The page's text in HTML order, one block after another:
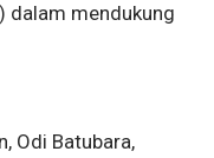
dalam mendukung
Odi Batubara,